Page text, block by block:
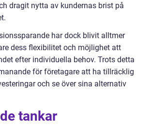
dragit nytta av kundernas brist på
har dock blivit alltmer
dess flexibilitet och möjlighet att
efter individuella behov. Trots detta
för företagare att ha tillräcklig
och se över sina alternativ
tankar